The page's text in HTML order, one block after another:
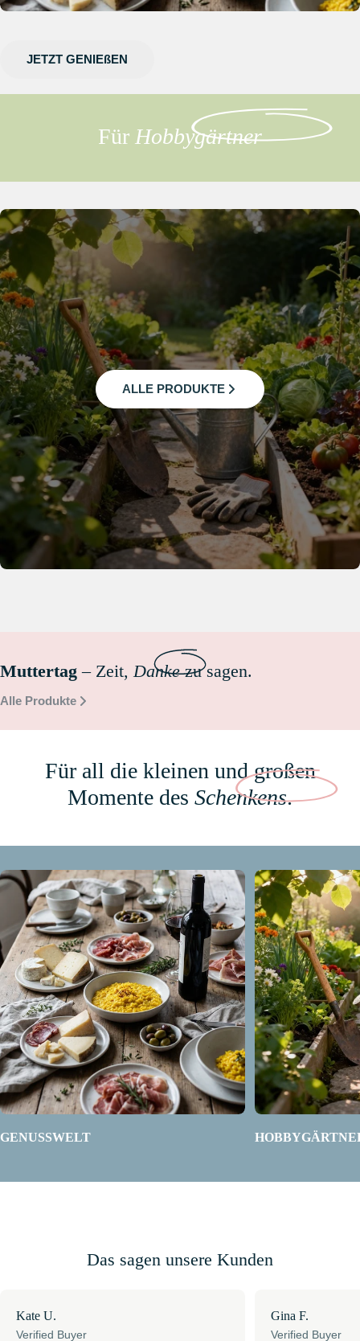
JETZT GENIEßEN
Für Hobbygärtner
ALLE PRODUKTE
Muttertag – Zeit, Dankezu sagen.
Alle Produkte
Für all die kleinen und großen
Momente des Schenkens.
GENUSSWELT
Das sagen unsere Kunden
Kate U.
Verified Buyer
Gina F.
Verified Buyer